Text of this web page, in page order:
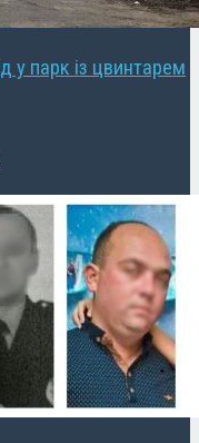
у парк із цвинтарем